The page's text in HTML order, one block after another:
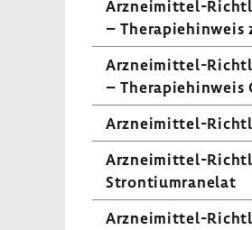
Arzneimittel-​
– Thera­pie­hin­weis
Arzneimittel-​
– Thera­pie­hin­weis
Arzneimittel-​
Arzneimittel-​
Stron­ti­um­ra­nelat
Arzneimittel-​